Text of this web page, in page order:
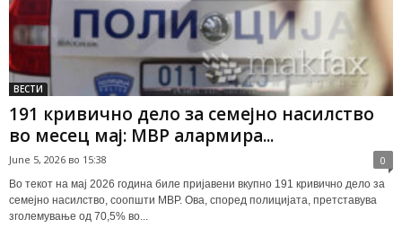
ВЕСТИ
191 кривично дело за семејно насилство
во месец мај: МВР алармира...
June 5, 2026 во 15:38 0
Во текот на мај 2026 година биле пријавени вкупно 191 кривично дело за
семејно насилство, соопшти МВР. Ова, според полицијата, претставува
зголемување од 70,5% во...